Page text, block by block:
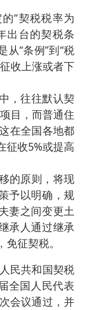
“契税税率为
出台的契税条
从“条例”到“税
收上涨或者下
，往往默认契
目，而普通住
在全国各地都
征收5%或提高
的原则，将现
予以明确，规
妻之间变更土
承人通过继承
征契税。
民共和国契税
全国人民代表
会议通过，并